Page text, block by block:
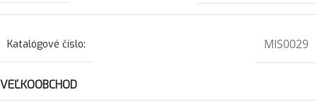
Katalógové číslo: MIS0029
VEĽKOOBCHOD